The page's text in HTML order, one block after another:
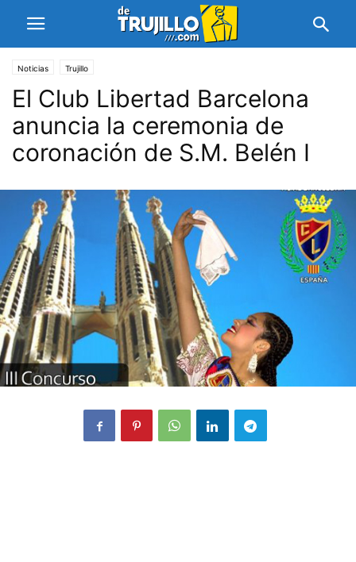
Noticias Trujillo
El Club Libertad Barcelona
anuncia la ceremonia de
coronación de S.M. Belén I